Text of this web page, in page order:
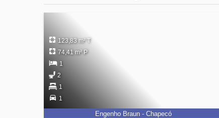
123,83 m² T
74,41 m² P
1
2
1
1
Engenho Braun - Chapecó